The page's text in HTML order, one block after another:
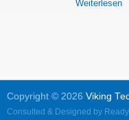
Weiterlesen
Copyright © 2026 Viking
Consulted & Designed by